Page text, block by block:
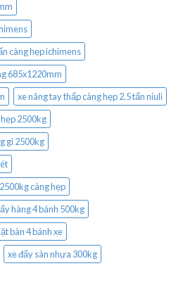
càng hẹp ichimens
685x1220mm
xe nâng tay thấp càng hẹp 2.5 tấn niuli
2500kg
gỉ 2500kg
càng hẹp
hàng 4 bánh 500kg
bàn 4 bánh xe
xe đẩy sàn nhựa 300kg